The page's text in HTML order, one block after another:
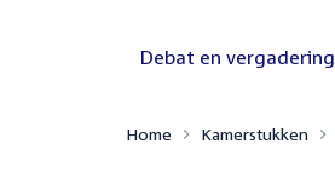
Debat en vergadering
Home Kamerstukken